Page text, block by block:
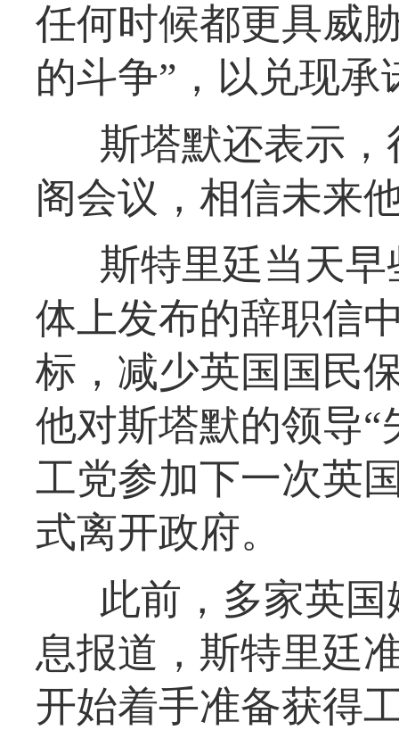
任何时候都更具威
的斗争”，以兑现承
斯塔默还表示
阁会议，相信未来
斯特里廷当天
体上发布的辞职信
标，减少英国国民
他对斯塔默的领导
工党参加下一次英
式离开政府。
此前，多家英
息报道，斯特里廷
开始着手准备获得